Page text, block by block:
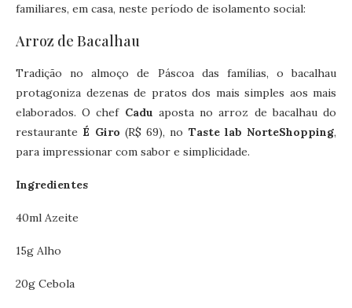
familiares, em casa, neste período de isolamento social:
Arroz de Bacalhau
Tradição no almoço de Páscoa das famílias, o bacalhau
protagoniza dezenas de pratos dos mais simples aos mais
elaborados. O chef Cadu aposta no arroz de bacalhau do
restaurante É Giro (R$ 69), no Taste lab NorteShopping,
para impressionar com sabor e simplicidade.
Ingredientes
40ml Azeite
15g Alho
20g Cebola